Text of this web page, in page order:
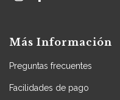
Más Información
Preguntas frecuentes
Facilidades de pago